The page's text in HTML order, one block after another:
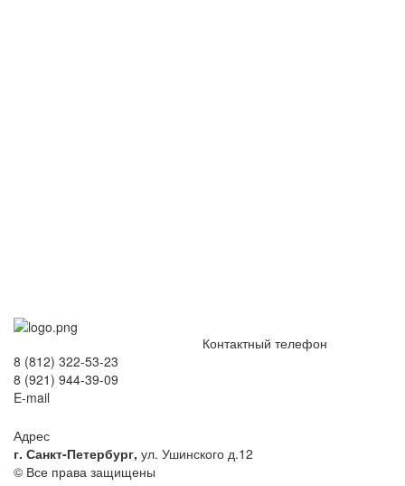
Контактный телефон
8 (812) 322-53-23
8 (921) 944-39-09
E-mail
Адрес
г. Санкт-Петербург, ул. Ушинского д.12
© Все права защищены